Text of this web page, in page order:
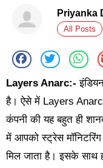
Priyanka
All Posts
Layers Anarc:-
है। ऐसे में Layers Anarc
कंपनी की यह बहुत ही
में आपको स्ट्रेस
मिल जाता है। इसके साथ